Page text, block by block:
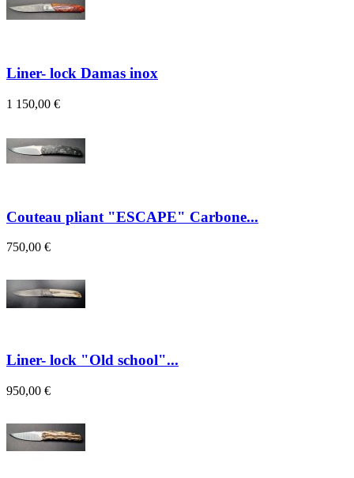
Liner- lock Damas inox
1 150,00 €
Couteau pliant "ESCAPE" Carbone...
750,00 €
Liner- lock "Old school"...
950,00 €